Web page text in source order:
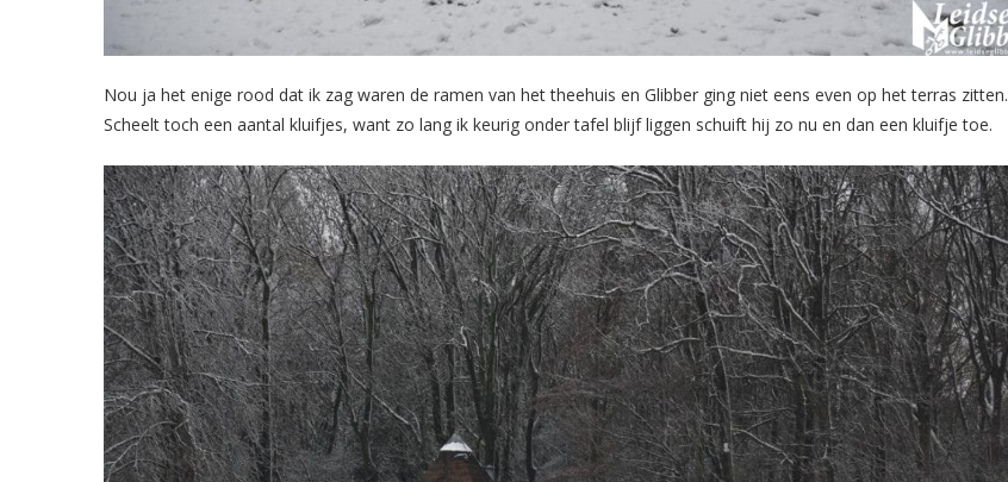
Nou ja het enige rood dat ik zag waren de ramen van het theehuis en Glibber ging niet eens even op het terras zitten.
Scheelt toch een aantal kluifjes, want zo lang ik keurig onder tafel blijf liggen schuift hij zo nu en dan een kluifje toe.